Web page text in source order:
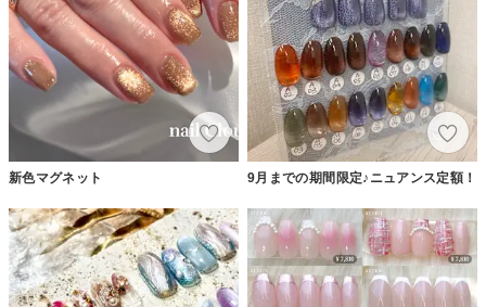
新色マグネット 9月までの期間限定♪ニュアンス定額！